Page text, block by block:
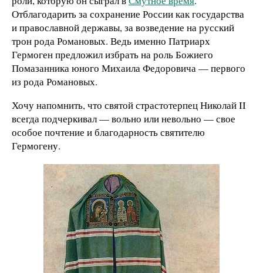
Отблагодарить за сохранение России как государства
и православной державы, за возведение на русский
трон рода Романовых. Ведь именно Патриарх
Гермоген предложил избрать на роль Божиего
Помазанника юного Михаила Федоровича — первого
из рода Романовых.
Хочу напомнить, что святой страстотерпец Николай II
всегда подчеркивал — вольно или невольно — свое
особое почтение и благодарность святителю
Гермогену.